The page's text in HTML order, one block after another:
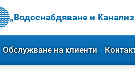
„Водоснабдяване и
Обслужване на клиенти